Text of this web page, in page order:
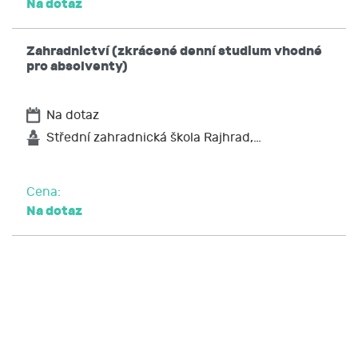
Na dotaz
Zahradnictví (zkrácené denní studium vhodné
pro absolventy)
Na dotaz
Střední zahradnická škola Rajhrad,…
Cena:
Na dotaz